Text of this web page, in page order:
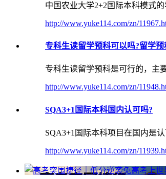
中国农业大学2+2国际本科模式
http://www.yuke114.com/zn/
专科生读留学预科可以吗?留学预
专科生读留学预科是可行的，主
http://www.yuke114.com/zn/
SQA3+1国际本科国内认可吗?
SQA3+1国际本科项目在国内是
http://www.yuke114.com/zn/